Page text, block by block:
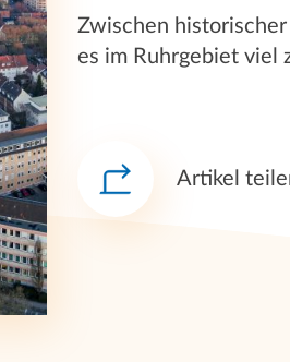
Zwischen
es im Ruhrgebiet viel
Artikel